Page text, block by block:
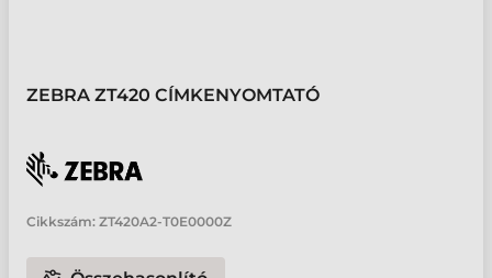
ZEBRA ZT420 CÍMKENYOMTATÓ
Cikkszám: ZT420A2-T0E0000Z